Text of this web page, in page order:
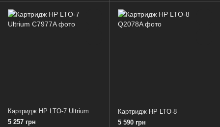
Картридж HP LTO-7 Ultrium
5 257 грн
Картридж HP LTO-8
5 590 грн